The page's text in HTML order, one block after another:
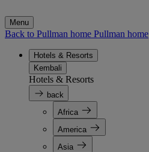
Menu
Back to Pullman home Pullman home
Hotels & Resorts
Kembali
Hotels & Resorts
back
Africa
America
Asia